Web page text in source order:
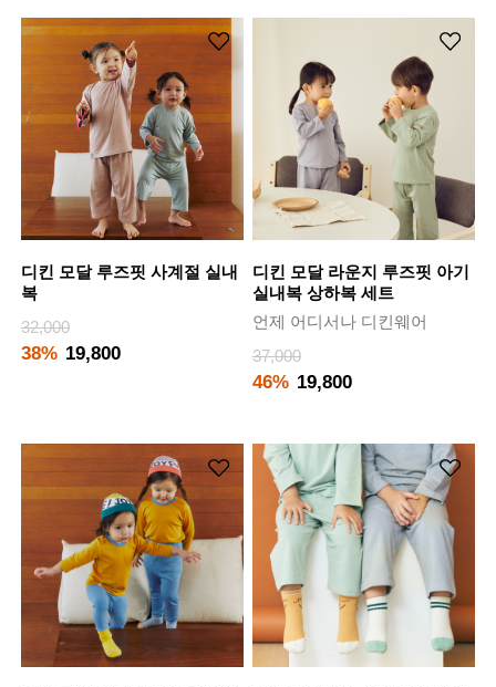
디킨 모달 루즈핏 사계절 실내
복
32,000
38% 19,800
디킨 모달 라운지 루즈핏 아기
실내복 상하복 세트
언제 어디서나 디킨웨어
37,000
46% 19,800